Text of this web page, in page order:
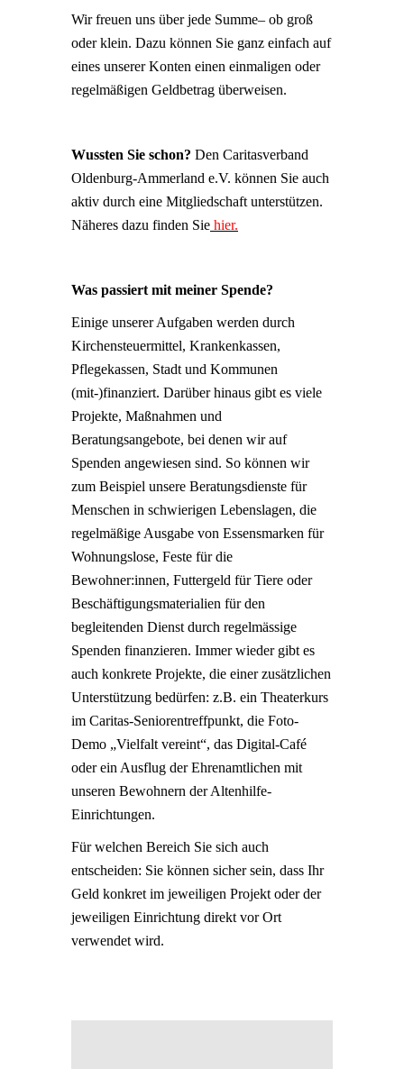
Wir freuen uns über jede Summe– ob groß
oder klein. Dazu können Sie ganz einfach auf
eines unserer Konten einen einmaligen oder
regelmäßigen Geldbetrag überweisen.
Wussten Sie schon? Den Caritasverband
Oldenburg-Ammerland e.V. können Sie auch
aktiv durch eine Mitgliedschaft unterstützen.
Näheres dazu finden Sie hier.
Was passiert mit meiner Spende?
Einige unserer Aufgaben werden durch
Kirchensteuermittel, Krankenkassen,
Pflegekassen, Stadt und Kommunen
(mit-)finanziert. Darüber hinaus gibt es viele
Projekte, Maßnahmen und
Beratungsangebote, bei denen wir auf
Spenden angewiesen sind. So können wir
zum Beispiel unsere Beratungsdienste für
Menschen in schwierigen Lebenslagen, die
regelmäßige Ausgabe von Essensmarken für
Wohnungslose, Feste für die
Bewohner:innen, Futtergeld für Tiere oder
Beschäftigungsmaterialien für den
begleitenden Dienst durch regelmässige
Spenden finanzieren. Immer wieder gibt es
auch konkrete Projekte, die einer zusätzlichen
Unterstützung bedürfen: z.B. ein Theaterkurs
im Caritas-Seniorentreffpunkt, die Foto-
Demo „Vielfalt vereint“, das Digital-Café
oder ein Ausflug der Ehrenamtlichen mit
unseren Bewohnern der Altenhilfe-
Einrichtungen.
Für welchen Bereich Sie sich auch
entscheiden: Sie können sicher sein, dass Ihr
Geld konkret im jeweiligen Projekt oder der
jeweiligen Einrichtung direkt vor Ort
verwendet wird.